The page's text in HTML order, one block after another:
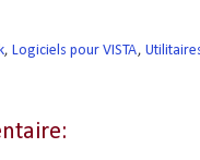
, Logiciels pour VISTA,